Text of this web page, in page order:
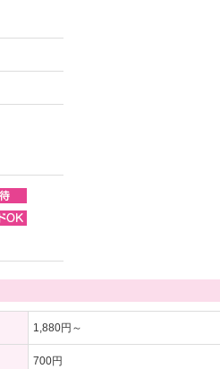
1,880円～
700円